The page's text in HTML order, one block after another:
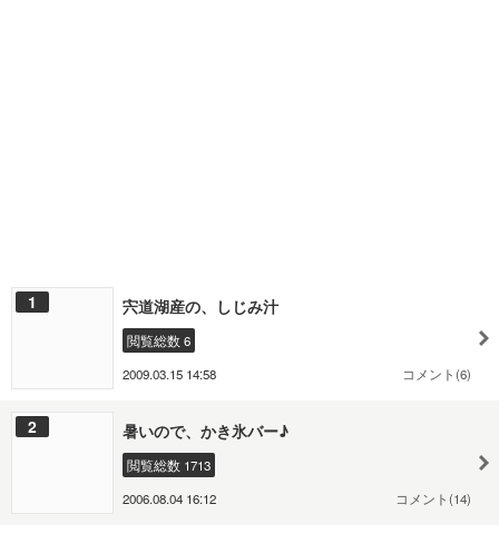
1 宍道湖産の、しじみ汁
閲覧総数 6
2009.03.15 14:58
コメント(6)
2 暑いので、かき氷バー♪
閲覧総数 1713
2006.08.04 16:12
コメント(14)